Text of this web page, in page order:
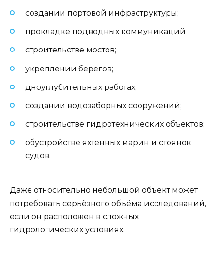
создании портовой инфраструктуры;
прокладке подводных коммуникаций;
строительстве мостов;
укреплении берегов;
дноуглубительных работах;
создании водозаборных сооружений;
строительстве гидротехнических объектов;
обустройстве яхтенных марин и стоянок
судов.
Даже относительно небольшой объект может
потребовать серьёзного объёма исследований,
если он расположен в сложных
гидрологических условиях.